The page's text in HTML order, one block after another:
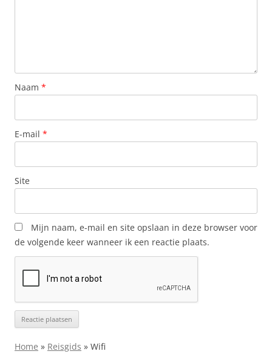
Naam *
E-mail *
Site
Mijn naam, e-mail en site opslaan in deze browser voor
de volgende keer wanneer ik een reactie plaats.
Home » Reisgids » Wifi